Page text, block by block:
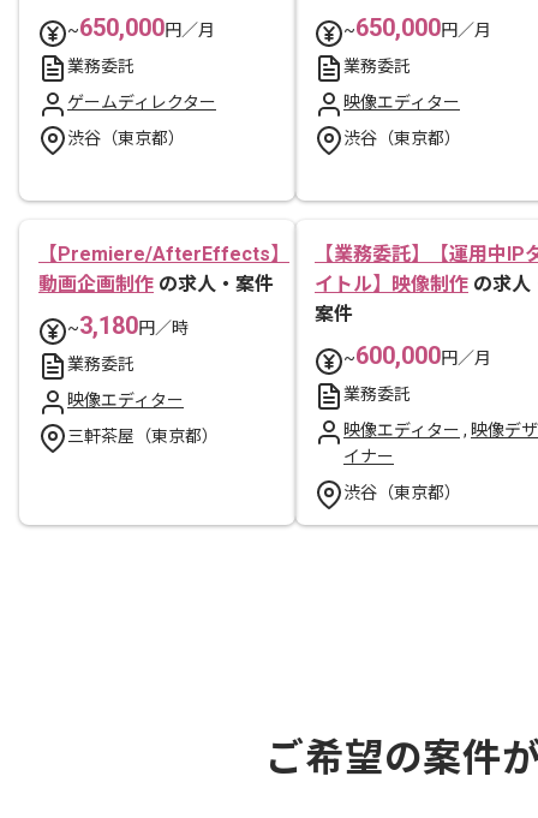
~650,000円／月
業務委託
ゲームディレクター
渋谷（東京都）
~650,000円／月
業務委託
映像エディター
渋谷（東京都）
【Premiere/AfterEffects】
動画企画制作 の求人・案件
~3,180円／時
業務委託
映像エディター
三軒茶屋（東京都）
【業務委託】【運用中IP
イトル】映像制作 の求人
案件
~600,000円／月
業務委託
映像エディター , 映像デザ
イナー
渋谷（東京都）
ご希望の案件